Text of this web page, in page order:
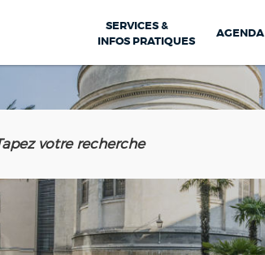
SERVICES &
INFOS PRATIQUES
AGENDA